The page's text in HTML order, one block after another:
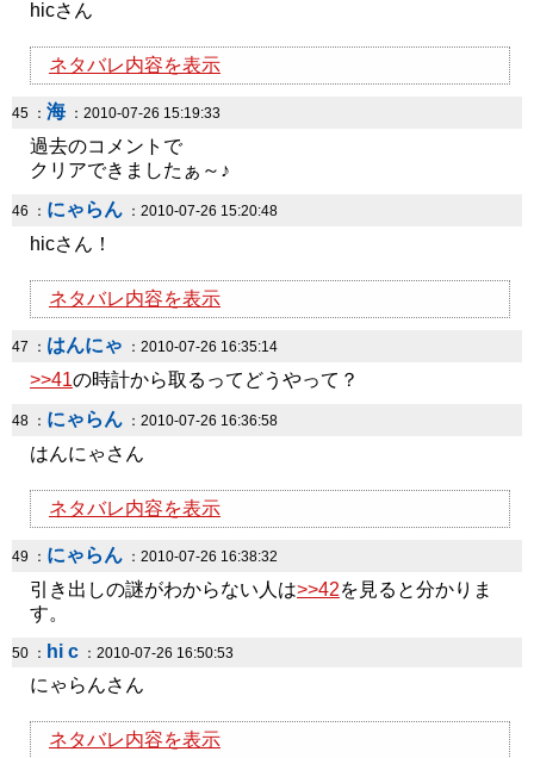
hicさん
ネタバレ内容を表示
45 ： 海 ：2010-07-26 15:19:33
過去のコメントで
クリアできましたぁ～♪
46 ： にゃらん ：2010-07-26 15:20:48
hicさん！
ネタバレ内容を表示
47 ： はんにゃ ：2010-07-26 16:35:14
>>41の時計から取るってどうやって？
48 ： にゃらん ：2010-07-26 16:36:58
はんにゃさん
ネタバレ内容を表示
49 ： にゃらん ：2010-07-26 16:38:32
引き出しの謎がわからない人は>>42を見ると分かりま
す。
50 ： hi c ：2010-07-26 16:50:53
にゃらんさん
ネタバレ内容を表示